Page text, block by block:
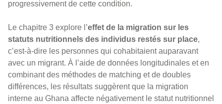
progressivement de cette condition.
Le chapitre 3 explore l’effet de la migration sur les
statuts nutritionnels des individus restés sur place,
c’est-à-dire les personnes qui cohabitaient auparavant
avec un migrant. À l’aide de données longitudinales et en
combinant des méthodes de matching et de doubles
différences, les résultats suggèrent que la migration
interne au Ghana affecte négativement le statut nutritionnel